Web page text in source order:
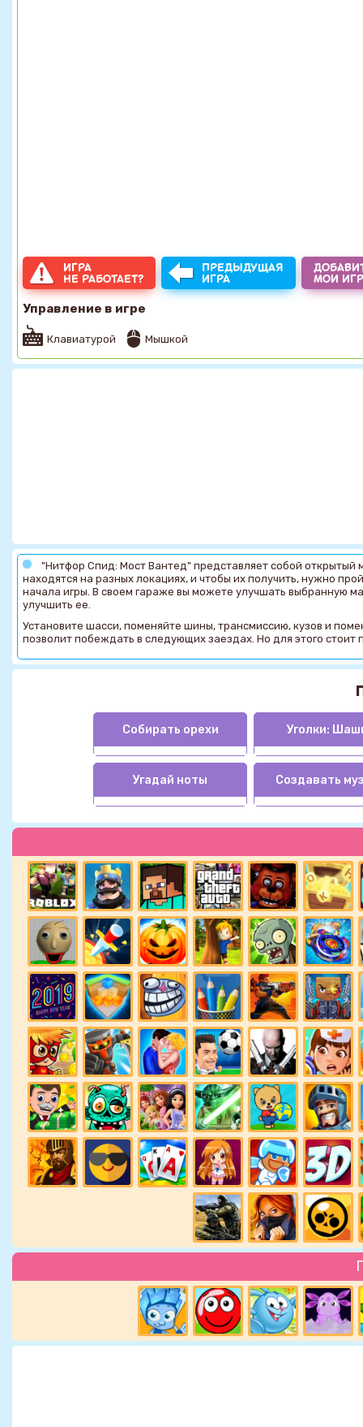
ИГРА
НЕ РАБОТАЕТ?
ПРЕДЫДУЩАЯ
ИГРА
МОИ
Управление в игре
Клавиатурой Мышкой
"Нитфор Спид: Мост Вантед" представляет собой открытый
находятся на разных локациях, и чтобы их получить, нужно
начала игры. В своем гараже вы можете улучшать выбранную
улучшить ее.
Установите шасси, поменяйте шины, трансмиссию, кузов и
позволит побеждать в следующих заездах. Но для этого стоит
Собирать орехи Уголки:
Угадай ноты Создавать